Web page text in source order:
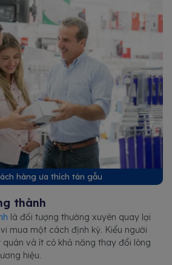
hàng ưa thích tán gẫu
thành
là đối tượng thường xuyên quay lại
mua một cách định kỳ. Kiểu người
và ít có khả năng thay đổi lòng
hiệu.